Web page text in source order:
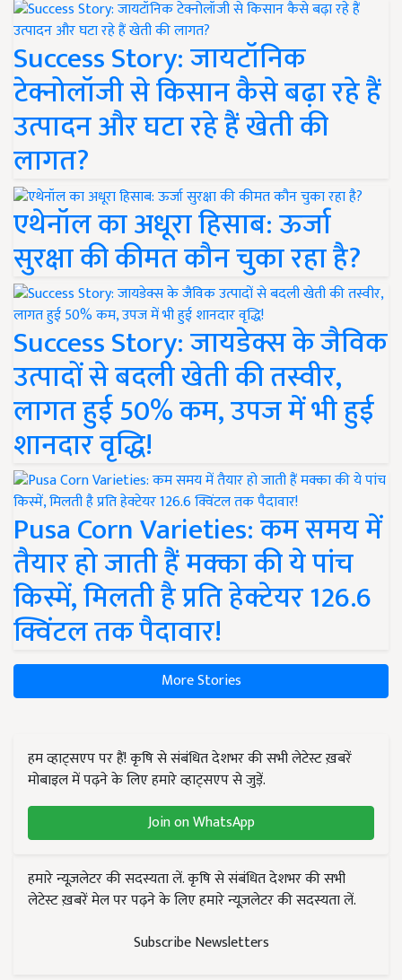
Success Story: जायटॉनिक
टेक्नोलॉजी से किसान कैसे बढ़ा रहे हैं
उत्पादन और घटा रहे हैं खेती की
लागत?
एथेनॉल का अधूरा हिसाब: ऊर्जा
सुरक्षा की कीमत कौन चुका रहा है?
Success Story: जायडेक्स के जैविक
उत्पादों से बदली खेती की तस्वीर,
लागत हुई 50% कम, उपज में भी हुई
शानदार वृद्धि!
Pusa Corn Varieties: कम समय में
तैयार हो जाती हैं मक्का की ये पांच
किस्में, मिलती है प्रति हेक्टेयर 126.6
क्विंटल तक पैदावार!
More Stories
हम व्हाट्सएप पर हैं! कृषि से संबंधित देशभर की सभी लेटेस्ट ख़बरें
मोबाइल में पढ़ने के लिए हमारे व्हाट्सएप से जुड़ें.
Join on WhatsApp
हमारे न्यूज़लेटर की सदस्यता लें. कृषि से संबंधित देशभर की सभी
लेटेस्ट ख़बरें मेल पर पढ़ने के लिए हमारे न्यूज़लेटर की सदस्यता लें.
Subscribe Newsletters